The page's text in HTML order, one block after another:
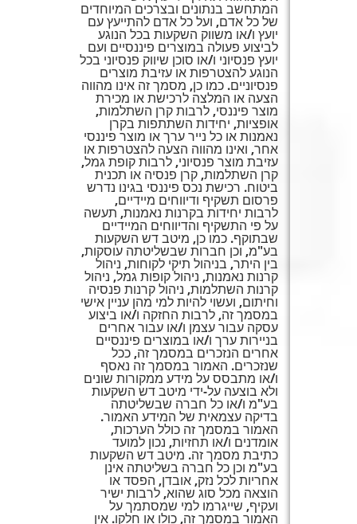
המתחשב בנתונים ובצרכים המיוחדים
של כל אדם, ועל כל אדם להתייעץ עם
יועץ ו/או משווק השקעות בכל הנוגע
לביצוע פעולה במוצרים פיננסיים ועם
יועץ פנסיוני ו/או סוכן שיווק פנסיוני בכל
הנוגע להצטרפות או עזיבת מוצרים
פנסיוניים. כמו כן, מסמך זה אינו מהווה
הצעה או המלצה לרכישת או מכירת
מוצר פיננסי, לרבות קרן השתלמות,
אופציות, יחידות השתתפות בקרן
נאמנות או כל נייר ערך או מוצר פיננסי
אחר, ואינו מהווה הצעה להצטרפות או
עזיבת מוצר פנסיוני, לרבות קופת גמל,
קרן השתלמות, קרן פנסיה או תכנית
ביטוח. רכישת נכס פיננסי בגינו נדרש
פרסום תשקיף ודיווחים מיידיים,
לרבות יחידות בקרנות נאמנות, תעשה
על פי התשקיף והדיווחים המיידיים
שבתוקף. כמו כן, מיטב דש השקעות
בע"מ, וכן חברות שבשליטתה עוסקות,
בין היתר, בניהול תיקי לקוחות, ניהול
קרנות נאמנות, ניהול קופות גמל, ניהול
קרנות השתלמות, ניהול קרנות פנסיה
וחיתום, ועשוי להיות למי מהן עניין אישי
במסמך זה, לרבות החזקה ו/או ביצוע
עסקה עבור עצמן ו/או עבור אחרים
בניירות ערך ו/או במוצרים פיננסיים
אחרים הנזכרים במסמך זה, ככל
שנזכרים. האמור במסמך זה נאסף
ו/או מתבסס על מידע ממקורות שונים
ולא בוצעה על-ידי מיטב דש השקעות
בע"מ ו/או כל חברה שבשליטתה
בדיקה עצמאית של המידע האמור.
האמור במסמך זה כולל הערכות,
אומדנים ו/או תחזיות, נכון למועד
כתיבת מסמך זה. מיטב דש השקעות
בע"מ וכן כל חברה בשליטתה אינן
אחריות לכל נזק, אובדן, הפסד או
הוצאה מכל סוג שהוא, לרבות ישיר
ועקיף, שייגרמו למי שמסתמך על
האמור במסמך זה, כולו או חלקו. אין